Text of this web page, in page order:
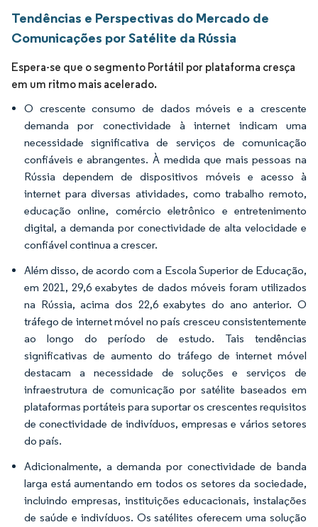
Tendências e Perspectivas do Mercado de
Comunicações por Satélite da Rússia
Espera-se que o segmento Portátil por plataforma cresça
em um ritmo mais acelerado.
O crescente consumo de dados móveis e a crescente
demanda por conectividade à internet indicam uma
necessidade significativa de serviços de comunicação
confiáveis e abrangentes. À medida que mais pessoas na
Rússia dependem de dispositivos móveis e acesso à
internet para diversas atividades, como trabalho remoto,
educação online, comércio eletrônico e entretenimento
digital, a demanda por conectividade de alta velocidade e
confiável continua a crescer.
Além disso, de acordo com a Escola Superior de Educação,
em 2021, 29,6 exabytes de dados móveis foram utilizados
na Rússia, acima dos 22,6 exabytes do ano anterior. O
tráfego de internet móvel no país cresceu consistentemente
ao longo do período de estudo. Tais tendências
significativas de aumento do tráfego de internet móvel
destacam a necessidade de soluções e serviços de
infraestrutura de comunicação por satélite baseados em
plataformas portáteis para suportar os crescentes requisitos
de conectividade de indivíduos, empresas e vários setores
do país.
Adicionalmente, a demanda por conectividade de banda
larga está aumentando em todos os setores da sociedade,
incluindo empresas, instituições educacionais, instalações
de saúde e indivíduos. Os satélites oferecem uma solução